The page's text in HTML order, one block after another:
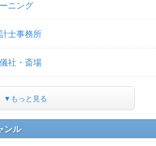
ニング
士事務所
社・斎場
▼もっと見る
ンル